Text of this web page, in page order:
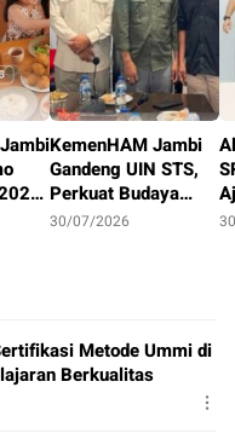
KemenHAM Jambi
Gandeng UIN STS,
Perkuat Budaya
HAM Lewat Tri
30/07/2026
Metode Ummi di
Berkualitas